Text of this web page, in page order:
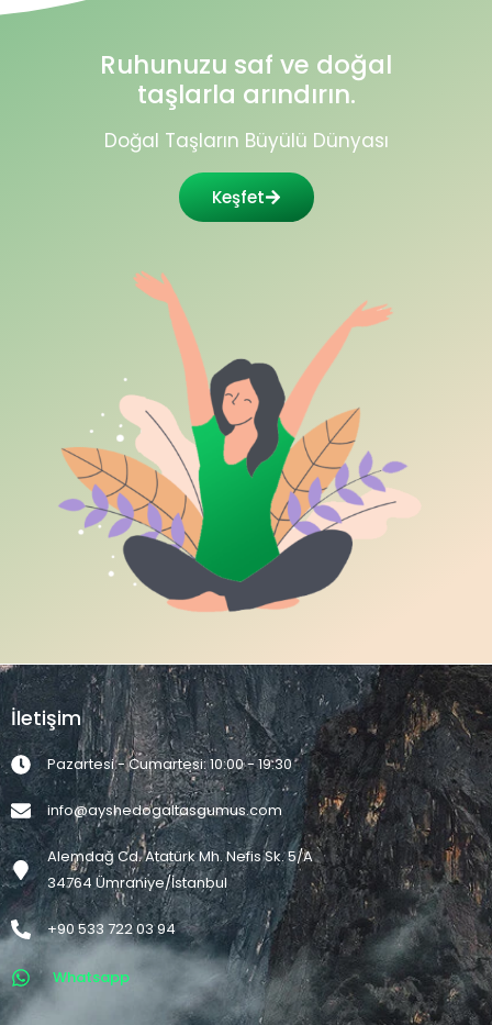
Ruhunuzu saf ve doğal
taşlarla arındırın.
Doğal Taşların Büyülü Dünyası
Keşfet
İletişim
Pazartesi - Cumartesi: 10:00 - 19:30
info@ayshedogaltasgumus.com
Alemdağ Cd. Atatürk Mh. Nefis Sk. 5/A
34764 Ümraniye/İstanbul
+90 533 722 03 94
Whatsapp